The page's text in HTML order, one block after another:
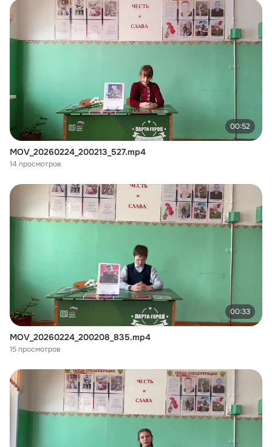
00:52
MOV_20260224_200213_527.mp4
14 просмотров
00:33
MOV_20260224_200208_835.mp4
15 просмотров